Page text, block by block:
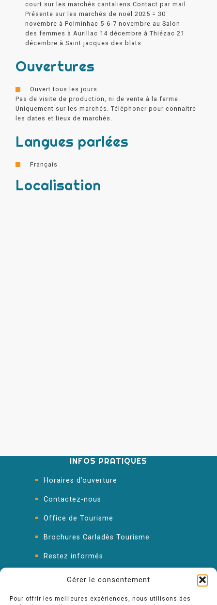
Gérer le consentement
Pour offrir les meilleures expériences, nous utilisons des
court sur les marchés cantaliens Contact par mail
Présente sur les marchés de noël 2025 = 30
novembre à Polminhac 5-6-7 novembre au Salon
des femmes à Aurillac 14 décembre à Thiézac 21
décembre à Saint jacques des blats
Ouvertures
Ouvert tous les jours
Pas de visite de production, ni de vente à la ferme.
Uniquement sur les marchés. Téléphoner pour connaitre
les dates et lieux de marchés.
Langues parlées
Français
Localisation
INFOS PRATIQUES
Horaires d’ouverture
Contactez-nous
Office de Tourisme
Brochures Carladès Tourisme
Restez informés
FAQ : les réponses à vos questions